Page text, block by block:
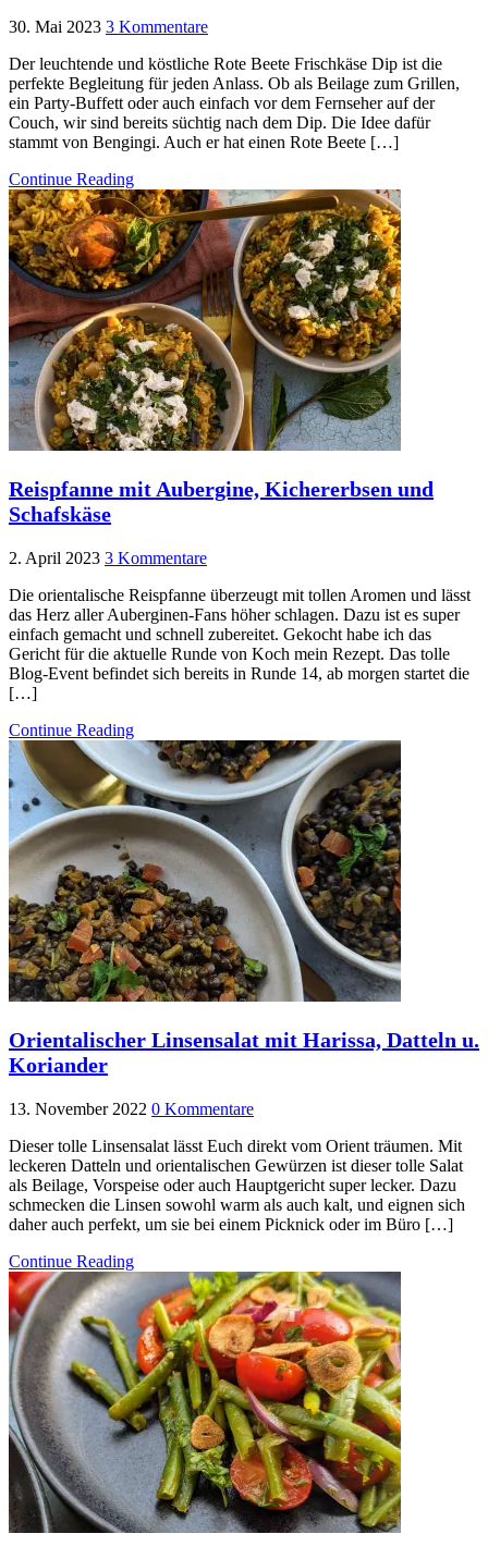
30. Mai 2023 3 Kommentare
Der leuchtende und köstliche Rote Beete Frischkäse Dip ist die
perfekte Begleitung für jeden Anlass. Ob als Beilage zum Grillen,
ein Party-Buffett oder auch einfach vor dem Fernseher auf der
Couch, wir sind bereits süchtig nach dem Dip. Die Idee dafür
stammt von Bengingi. Auch er hat einen Rote Beete […]
Continue Reading
Reispfanne mit Aubergine, Kichererbsen und
Schafskäse
2. April 2023 3 Kommentare
Die orientalische Reispfanne überzeugt mit tollen Aromen und lässt
das Herz aller Auberginen-Fans höher schlagen. Dazu ist es super
einfach gemacht und schnell zubereitet. Gekocht habe ich das
Gericht für die aktuelle Runde von Koch mein Rezept. Das tolle
Blog-Event befindet sich bereits in Runde 14, ab morgen startet die
[…]
Continue Reading
Orientalischer Linsensalat mit Harissa, Datteln u.
Koriander
13. November 2022 0 Kommentare
Dieser tolle Linsensalat lässt Euch direkt vom Orient träumen. Mit
leckeren Datteln und orientalischen Gewürzen ist dieser tolle Salat
als Beilage, Vorspeise oder auch Hauptgericht super lecker. Dazu
schmecken die Linsen sowohl warm als auch kalt, und eignen sich
daher auch perfekt, um sie bei einem Picknick oder im Büro […]
Continue Reading